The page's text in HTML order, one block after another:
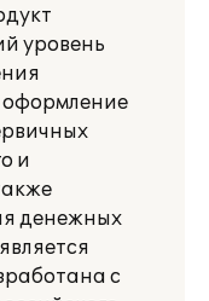
уровень
оформление
и
денежных
с